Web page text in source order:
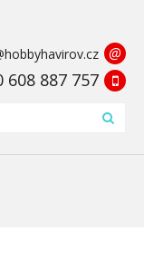
@
608 887 757